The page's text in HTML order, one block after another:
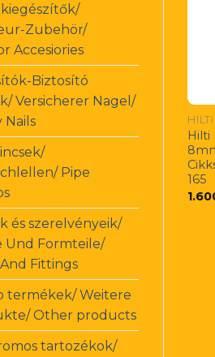
Zubehör/
Accesiories
Biztosító
Versicherer Nagel/
Nails
Pipe
és szerelvényeik/
Und Formteile/
Fittings
termékek/ Weitere
Other products
tartozékok/
Hilti
165